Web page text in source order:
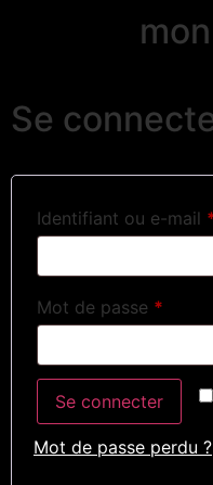
Se
Identifiant ou e-mail
Mot de passe *
Se connecter
Mot de passe perdu ?